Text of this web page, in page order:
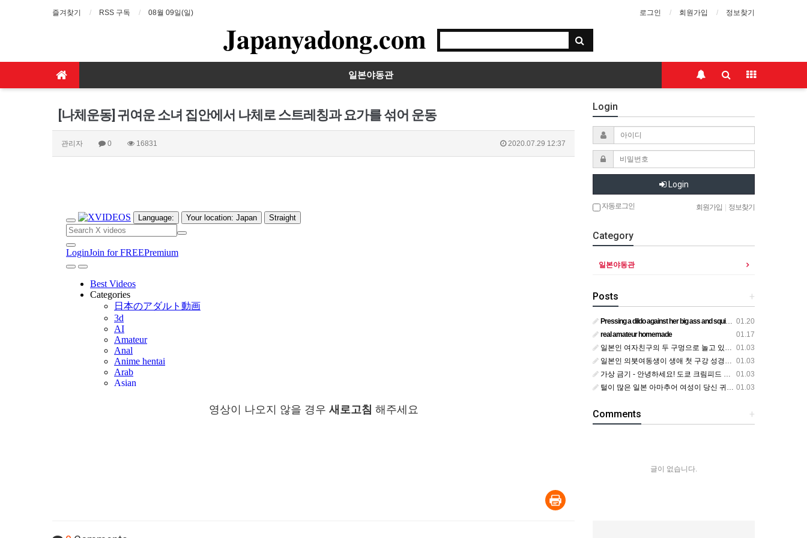
즐겨찾기 RSS 구독 08월 09일(일) 로그인 회원가입 정보찾기
Japanyadong.com
일본야동관
[나체운동] 귀여운 소녀 집안에서 나체로 스트레칭과 요가를 섞어 운동
관리자 0 16831 2020.07.29 12:37
영상이 나오지 않을 경우 새로고침 해주세요
Login
Login
자동로그인 회원가입 정보찾기
Category
일본야동관
+
Posts
01.20
Pressing a dildo against her big ass and squirting from below
01.17
real amateur homemade
01.03
일본인 여자친구의 두 구멍으로 놀고 있어요
01.03
일본인 의붓여동생이 생애 첫 구강 성경험을 공개하다
01.03
가상 금기 - 안녕하세요! 도쿄 크림피드 시엘에서
01.03
털이 많은 일본 아마추어 여성이 당신 귀에 대고 신음하며 자위합니다. 그녀가 오르가즘에 도달하는 모습을 보세요?
+
Comments
글이 없습니다.